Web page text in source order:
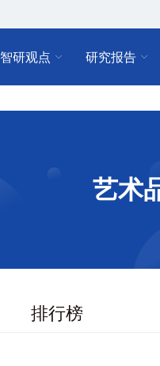
智研观点 研究报告
艺术
排行榜